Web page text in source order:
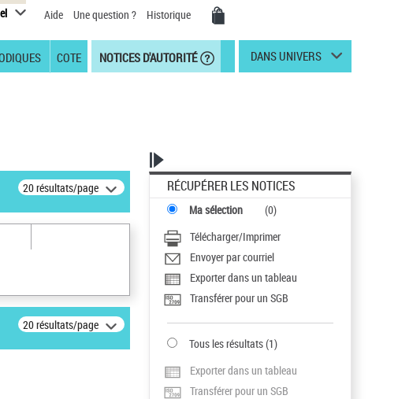
Aide Une question ? Historique
COTE NOTICES D'AUTORITÉ DANS UNIVERS
20 résultats/page
20 résultats/page
RÉCUPÉRER LES NOTICES
Ma sélection (0)
Télécharger/Imprimer
Envoyer par courriel
Exporter dans un tableau
Transférer pour un SGB
Tous les résultats(1)
Exporter dans un tableau
Transférer pour un SGB